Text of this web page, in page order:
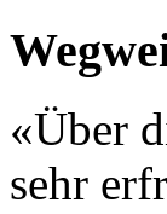
«Über
sehr